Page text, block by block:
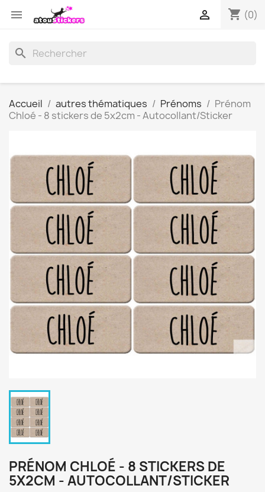
 shopping_cart (0)

search
Accueil autres thématiques Prénoms
Prénom
Chloé - 8 stickers de 5x2cm - Autocollant/Sticker
PRÉNOM CHLOÉ - 8 STICKERS DE
5X2CM - AUTOCOLLANT/STICKER